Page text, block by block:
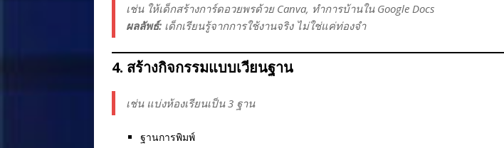
เช่น ให้เด็กสร้างการ์ดอวยพรด้วย Canva, ทำการบ้านใน Google Docs
ผลลัพธ์: เด็กเรียนรู้จากการใช้งานจริง ไม่ใช่แค่ท่องจำ
4. สร้างกิจกรรมแบบเวียนฐาน
เช่น แบ่งห้องเรียนเป็น 3 ฐาน
ฐานการพิมพ์